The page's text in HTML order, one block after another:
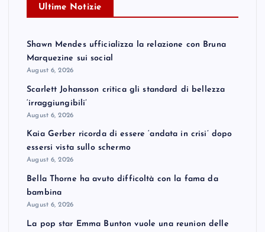
Ultime Notizie
Shawn Mendes ufficializza la relazione con Bruna
Marquezine sui social
August 6, 2026
Scarlett Johansson critica gli standard di bellezza
‘irraggiungibili’
August 6, 2026
Kaia Gerber ricorda di essere ‘andata in crisi’ dopo
essersi vista sullo schermo
August 6, 2026
Bella Thorne ha avuto difficoltà con la fama da
bambina
August 6, 2026
La pop star Emma Bunton vuole una reunion delle